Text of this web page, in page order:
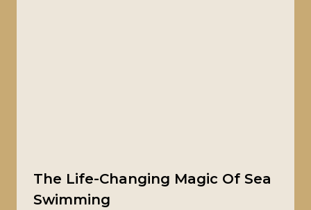
The Life-Changing Magic Of Sea
Swimming